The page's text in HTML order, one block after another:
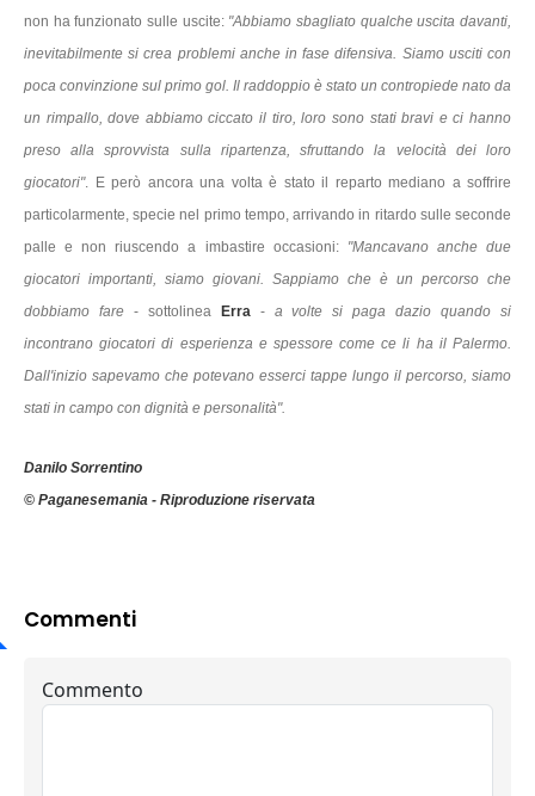
non ha funzionato sulle uscite: "Abbiamo sbagliato qualche uscita davanti,
inevitabilmente si crea problemi anche in fase difensiva. Siamo usciti con
poca convinzione sul primo gol. Il raddoppio è stato un contropiede nato da
un rimpallo, dove abbiamo ciccato il tiro, loro sono stati bravi e ci hanno
preso alla sprovvista sulla ripartenza, sfruttando la velocità dei loro
giocatori". E però ancora una volta è stato il reparto mediano a soffrire
particolarmente, specie nel primo tempo, arrivando in ritardo sulle seconde
palle e non riuscendo a imbastire occasioni: "Mancavano anche due
giocatori importanti, siamo giovani. Sappiamo che è un percorso che
dobbiamo fare- sottolinea Erra - a volte si paga dazio quando si
incontrano giocatori di esperienza e spessore come ce li ha il Palermo.
Dall'inizio sapevamo che potevano esserci tappe lungo il percorso, siamo
stati in campo con dignità e personalità".
Danilo Sorrentino
© Paganesemania - Riproduzione riservata
Commenti